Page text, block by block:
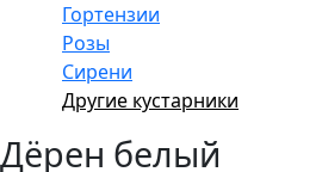
Гортензии
Розы
Сирени
Другие кустарники
Дёрен белый